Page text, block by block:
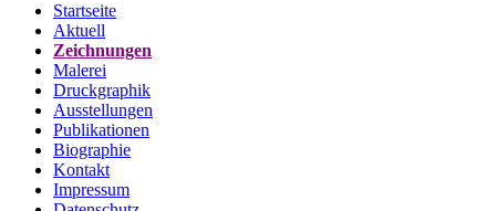
Startseite
Aktuell
Zeichnungen
Malerei
Druckgraphik
Ausstellungen
Publikationen
Biographie
Kontakt
Impressum